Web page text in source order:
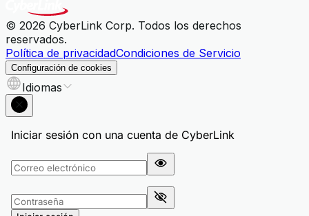
© 2026 CyberLink Corp. Todos los derechos
reservados.
Política de privacidadCondiciones de Servicio
Configuración de cookies
Idiomas